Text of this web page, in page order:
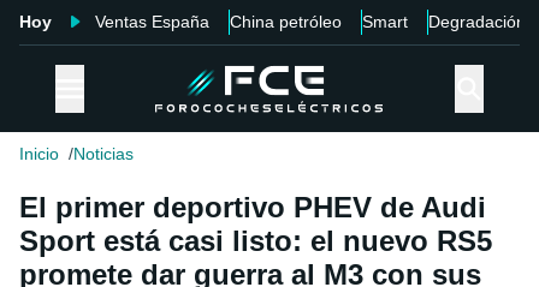
Hoy Ventas España China petróleo Smart Degradación
Inicio Noticias
El primer deportivo PHEV de Audi
Sport está casi listo: el nuevo RS5
promete dar guerra al M3 con sus